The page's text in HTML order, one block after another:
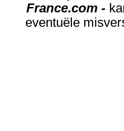
France.com -
eventuële